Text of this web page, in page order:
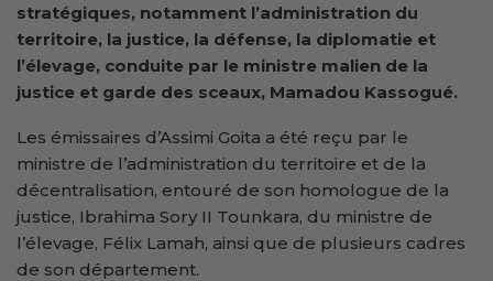
stratégiques, notamment l’administration du
territoire, la justice, la défense, la diplomatie et
l’élevage, conduite par le ministre malien de la
justice et garde des sceaux, Mamadou Kassogué.
Les émissaires d’Assimi Goita a été reçu par le
ministre de l’administration du territoire et de la
décentralisation, entouré de son homologue de la
justice, Ibrahima Sory II Tounkara, du ministre de
l’élevage, Félix Lamah, ainsi que de plusieurs cadres
de son département.